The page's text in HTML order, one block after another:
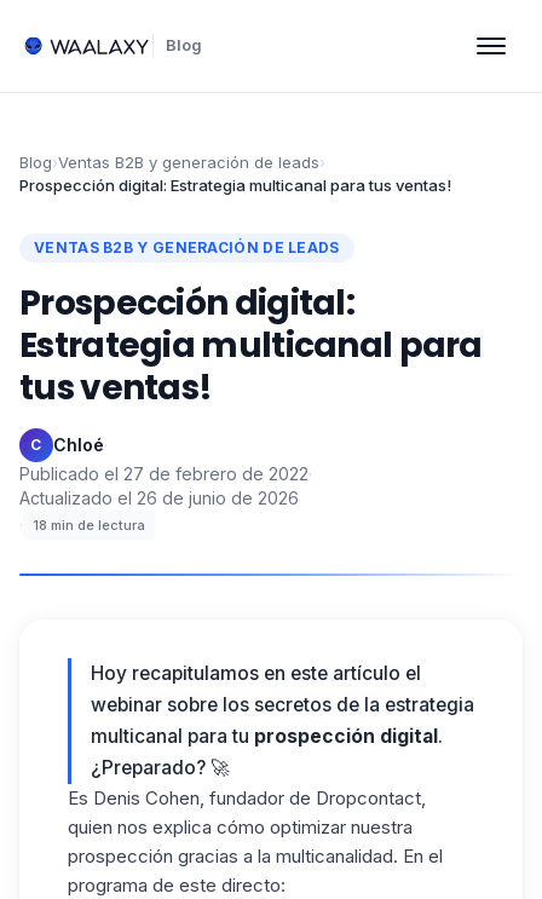
Blog
Blog›Ventas B2B y generación de leads›
Prospección digital: Estrategia multicanal para tus ventas!
VENTAS B2B Y GENERACIÓN DE LEADS
Prospección digital:
Estrategia multicanal para
tus ventas!
C Chloé·
Publicado el 27 de febrero de 2022·
Actualizado el 26 de junio de 2026
·
18 min de lectura
Hoy recapitulamos en este artículo el
webinar sobre los secretos de la estrategia
multicanal para tu prospección digital.
¿Preparado? 🚀
Es Denis Cohen, fundador de Dropcontact,
quien nos explica cómo optimizar nuestra
prospección gracias a la multicanalidad. En el
programa de este directo: